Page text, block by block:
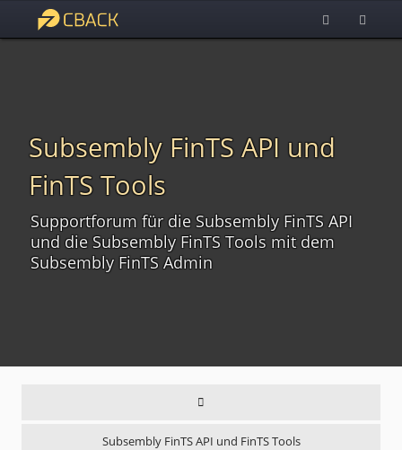
Subsembly FinTS API und
FinTS Tools
Supportforum für die Subsembly FinTS API
und die Subsembly FinTS Tools mit dem
Subsembly FinTS Admin
Subsembly FinTS API und FinTS Tools